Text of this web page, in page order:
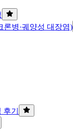
론병·궤양성 대장염)
기